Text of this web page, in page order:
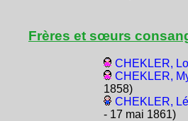
Frères et sœurs
CHEKLER,
CHEKLER,
1858)
CHEKLER,
- 17 mai 1861)